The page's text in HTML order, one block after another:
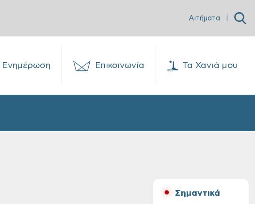
Αιτήματα
Ενημέρωση Επικοινωνία Τα Χανιά μου
Σημαντικά